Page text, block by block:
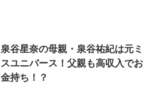
泉谷星奈の母親・泉谷祐紀は元ミ
スユニバース！父親も高収入でお
金持ち！？